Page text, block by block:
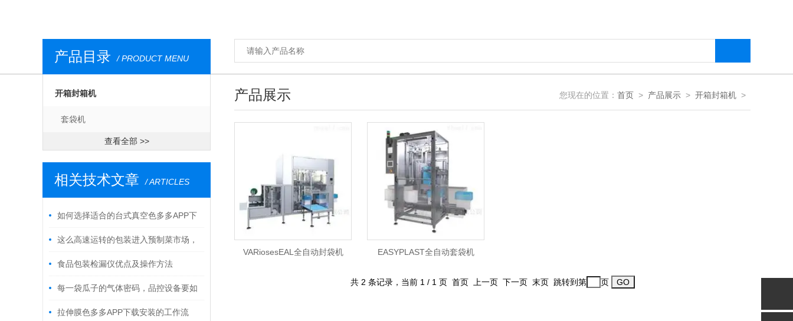
产品目录 / PRODUCT MENU
开箱封箱机
套袋机
查看全部 >>
相关技术文章 / ARTICLES
如何选择适合的台式真空色多多APP下
载安装？关键参数解析
这么高速运转的包装进入预制菜市场，
记住我给出的原理
食品包装检漏仪优点及操作方法
每一袋瓜子的气体密码，品控设备要如
何实时破译 - 色多多在线观看工业智能
拉伸膜色多多APP下载安装的工作流
产品展示 您现在的位置： 首页 > 产品展示 > 开箱封箱机 >
VARiosesEAL全自动封袋机 EASYPLAST全自动套袋机
共 2 条记录，当前 1 / 1 页 首页 上一页 下一页 末页 跳转到第 页